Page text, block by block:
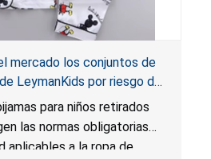
mercado los conjuntos de
LeymanKids por riesgo de
quemaduras; infringen las
aplicables a la ropa de
para niños retirados
las normas obligatorias
aplicables a la ropa de